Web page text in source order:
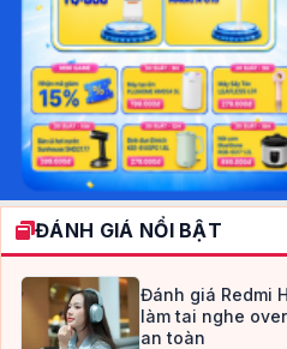
ĐÁNH GIÁ NỔI BẬT
Đánh giá Redmi
làm tai nghe
an toàn